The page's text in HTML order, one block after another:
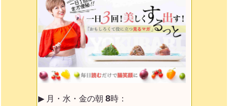
▶ 月・水・金の朝 8時：